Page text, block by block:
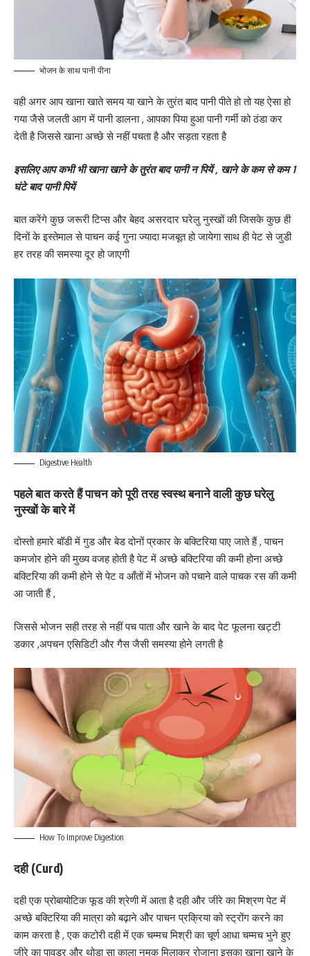
भोजन के साथ पानी पीना
वही अगर आप खाना खाते समय या खाने के तुरंत बाद पानी पीते हो तो यह ऐसा हो
गया जैसे जलती आग में पानी डालना , आपका पिया हुआ पानी गर्मी को ठंडा कर
देती है जिससे खाना अच्छे से नहीं पचता है और सड़ता रहता है
इसलिए आप कभी भी खाना खाने के तुरंत बाद पानी न पियें , खाने के कम से कम 1
घंटे बाद पानी पियें
बात करेंगे कुछ जरूरी टिप्स और बेहद असरदार घरेलु नुस्खों की जिसके कुछ ही
दिनों के इस्तेमाल से पाचन कई गुना ज्यादा मजबूत हो जायेगा साथ ही पेट से जुडी
हर तरह की समस्या दूर हो जाएगी
Digestive Health
पहले बात करते हैं पाचन को पूरी तरह स्वस्थ बनाने वाली कुछ घरेलु
नुस्खों के बारे में
दोस्तो हमारे बॉडी में गुड और बेड दोनों प्रकार के बक्टिरिया पाए जाते हैं , पाचन
कमजोर होने की मुख्य वजह होती है पेट में अच्छे बक्टिरिया की कमी होना अच्छे
बक्टिरिया की कमी होने से पेट व आँतों में भोजन को पचाने वाले पाचक रस की कमी
आ जाती हैं ,
जिससे भोजन सही तरह से नहीं पच पाता और खाने के बाद पेट फूलना खट्टी
डकार ,अपचन एसिडिटी और गैस जैसी समस्या होने लगती है
How To Improve Digestion
दही (Curd)
दही एक प्रोबायोटिक फूड की श्रेणी में आता है दही और जीरे का मिश्रण पेट में
अच्छे बक्टिरिया की मात्रा को बढ़ाने और पाचन प्रक्रिया को स्ट्रोंग करने का
काम करता है , एक कटोरी दही में एक चम्मच मिश्री का चूर्ण आधा चम्मच भुने हुए
जीरे का पावडर और थोडा सा काला नमक मिलाकर रोजाना इसका खाना खाने के